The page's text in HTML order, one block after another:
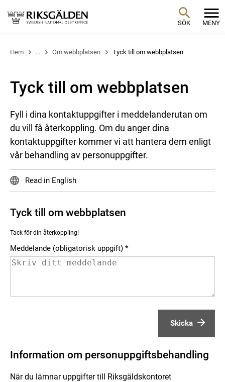
SÖK MENY
Hem ... Om webbplatsen Tyck till om webbplatsen
Tyck till om webbplatsen
Fyll i dina kontaktuppgifter i meddelanderutan om
du vill få återkoppling. Om du anger dina
kontaktuppgifter kommer vi att hantera dem enligt
vår behandling av personuppgifter.
Read in English
Tyck till om webbplatsen
Tack för din återkoppling!
Meddelande (obligatorisk uppgift)
Skicka
Information om personuppgiftsbehandling
När du lämnar uppgifter till Riksgäldskontoret